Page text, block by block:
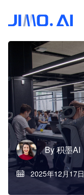
By积墨AI
2025年12月17日